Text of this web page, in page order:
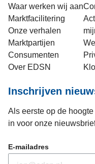
Waar werken wij aan
Marktfacilitering
Onze verhalen
Marktpartijen
Consumenten
Over EDSN
Inschrijven
Als eerste op de
in voor onze
E-mailadres